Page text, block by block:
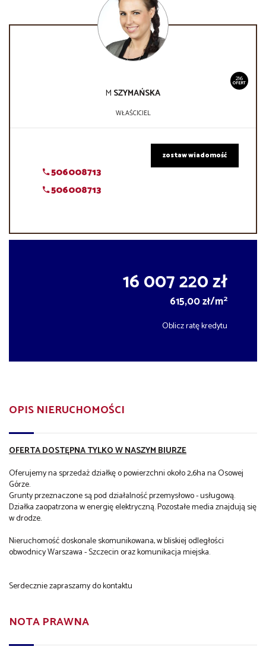
216
OFERT
M SZYMAŃSKA
WŁAŚCICIEL
506008713
506008713
zostaw wiadomość
16 007 220 zł
615,00 zł/m2
Oblicz ratę kredytu
OPIS NIERUCHOMOŚCI
OFERTA DOSTĘPNA TYLKO W NASZYM BIURZE
Oferujemy na sprzedaż działkę o powierzchni około 2,6ha na Osowej
Górze.
Grunty przeznaczone są pod działalność przemysłowo - usługową.
Działka zaopatrzona w energię elektryczną. Pozostałe media znajdują się
w drodze.
Nieruchomość doskonale skomunikowana, w bliskiej odległości
obwodnicy Warszawa - Szczecin oraz komunikacja miejska.
Serdecznie zapraszamy do kontaktu
NOTA PRAWNA